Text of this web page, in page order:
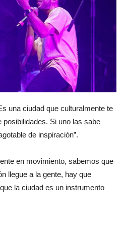
una ciudad que culturalmente te
Si uno las sabe
de inspiración”.
en movimiento, sabemos que
llegue a la gente, hay que
la ciudad es un instrumento